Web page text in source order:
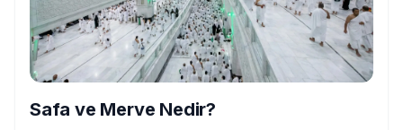
Safa ve Merve Nedir?